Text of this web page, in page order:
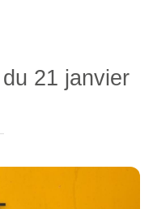
21 janvier